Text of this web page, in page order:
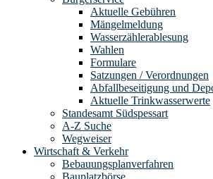
Aktuelle Gebühren
Mängelmeldung
Wasserzählerablesung
Wahlen
Formulare
Satzungen / Verordnungen
Abfallbeseitigung und
Aktuelle Trinkwasserwerte
Standesamt Südspessart
A-Z Suche
Wegweiser
Wirtschaft & Verkehr
Bebauungsplanverfahren
Bauplatzbörse